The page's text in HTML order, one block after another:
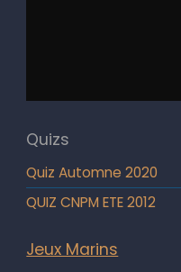
Quizs
Quiz Automne 2020
QUIZ CNPM ETE 2012
Jeux Marins